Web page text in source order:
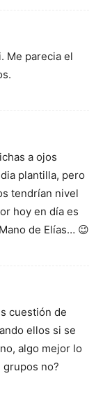
Me parecia el
a ojos
plantilla, pero
tendrían nivel
hoy en día es
de Elías… 😉
cuestión de
ellos si se
algo mejor lo
grupos no?